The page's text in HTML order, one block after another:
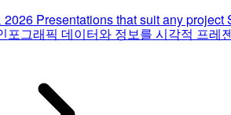
2026 Presentations that suit any project
포그래픽 데이터와 정보를 시각적 프레